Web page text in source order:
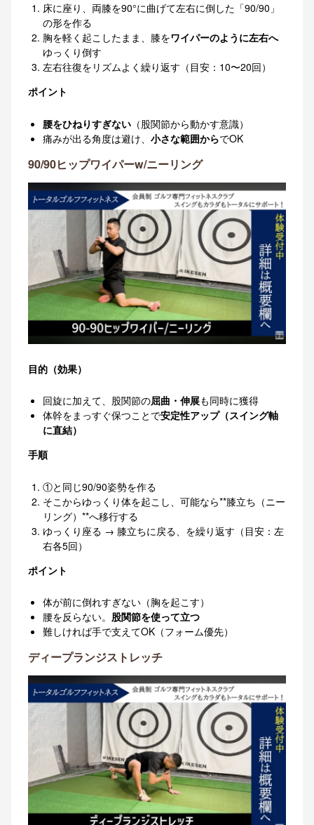
床に座り、両膝を90°に曲げて左右に倒した「90/90」
の形を作る
胸を軽く起こしたまま、膝をワイパーのように左右へ
ゆっくり倒す
左右往復をリズムよく繰り返す（目安：10〜20回）
ポイント
腰をひねりすぎない （股関節から動かす意識）
痛みが出る角度は避け、 小さな範囲からでOK
90/90ヒップワイパーw/ニーリング
目的（効果）
回旋に加えて、股関節の屈曲・伸展も同時に獲得
体幹をまっすぐ保つことで安定性アップ（スイング軸
に直結）
手順
①と同じ90/90姿勢を作る
そこからゆっくり体を起こし、可能なら**膝立ち（ニー
リング）**へ移行する
ゆっくり座る → 膝立ちに戻る、を繰り返す（目安：左
右各5回）
ポイント
体が前に倒れすぎない（胸を起こす）
腰を反らない。 股関節を使って立つ
難しければ手で支えてOK（フォーム優先）
ディープランジストレッチ